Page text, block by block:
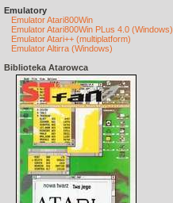
Emulatory
Emulator Atari800Win
Emulator Atari800Win PLus 4.0 (Windows)
Emulator Atari++ (multiplatform)
Emulator Altirra (Windows)
Biblioteka Atarowca